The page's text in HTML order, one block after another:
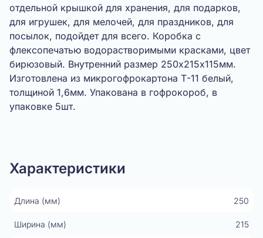
отдельной крышкой для хранения, для подарков,
для игрушек, для мелочей, для праздников, для
посылок, подойдет для всего. Коробка с
флексопечатью водорастворимыми красками, цвет
бирюзовый. Внутренний размер 250х215х115мм.
Изготовлена из микрогофрокартона Т-11 белый,
толщиной 1,6мм. Упакована в гофрокороб, в
упаковке 5шт.
Характеристики
Длина (мм) 250
Ширина (мм) 215